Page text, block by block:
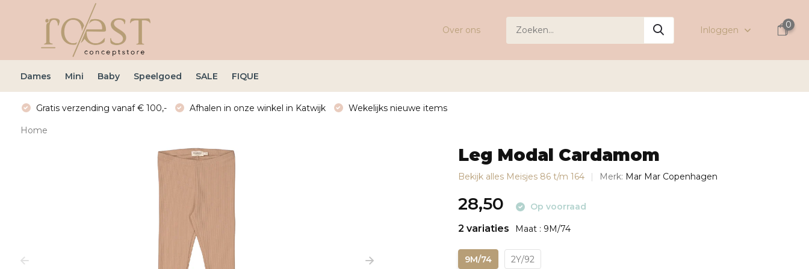
Over ons Inloggen
0
Dames Mini Baby Speelgoed SALE FIQUE
Gratis verzending vanaf € 100,- Afhalen in onze winkel in Katwijk Wekelijks nieuwe items
Home
Leg Modal Cardamom
Bekijk alles Meisjes 86 t/m 164 Merk: Mar Mar Copenhagen
28,50 Op voorraad
2 variaties Maat : 9M/74
9M/74 2Y/92